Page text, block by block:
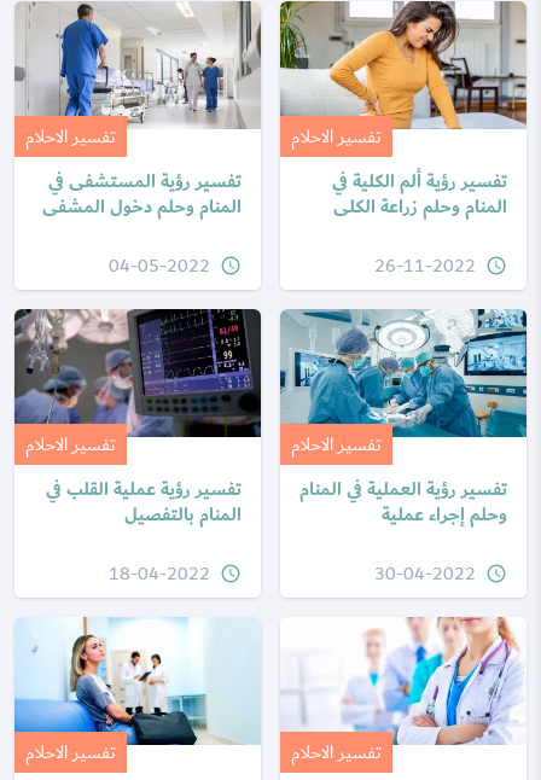
تفسير الاحلام
تفسير رؤية ألم الكلية في
المنام وحلم زراعة الكلى
query_builder
26-11-2022
تفسير الاحلام
تفسير رؤية المستشفى في
المنام وحلم دخول المشفى
query_builder
04-05-2022
تفسير الاحلام
تفسير رؤية العملية في المنام
وحلم إجراء عملية
query_builder
30-04-2022
تفسير الاحلام
تفسير رؤية عملية القلب في
المنام بالتفصيل
query_builder
18-04-2022
تفسير الاحلام تفسير الاحلام